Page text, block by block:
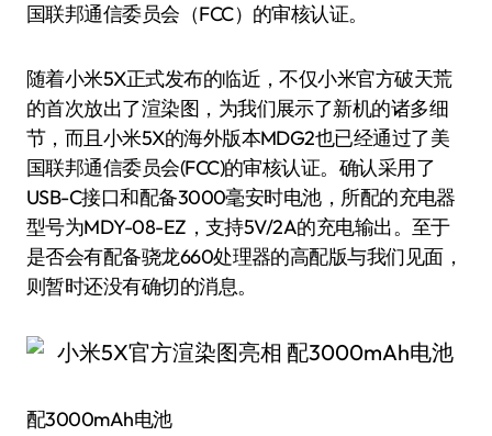
国联邦通信委员会（FCC）的审核认证。
随着小米5X正式发布的临近，不仅小米官方破天荒
的首次放出了渲染图，为我们展示了新机的诸多细
节，而且小米5X的海外版本MDG2也已经通过了美
国联邦通信委员会(FCC)的审核认证。确认采用了
USB-C接口和配备3000毫安时电池，所配的充电器
型号为MDY-08-EZ，支持5V/2A的充电输出。至于
是否会有配备骁龙660处理器的高配版与我们见面，
则暂时还没有确切的消息。
配3000mAh电池